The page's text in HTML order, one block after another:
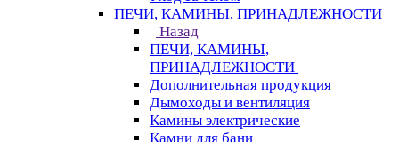
ПЕЧИ, КАМИНЫ, ПРИНАДЛЕЖНОСТИ
Назад
ПЕЧИ, КАМИНЫ,
ПРИНАДЛЕЖНОСТИ
Дополнительная продукция
Дымоходы и вентиляция
Камины электрические
Камни для бани